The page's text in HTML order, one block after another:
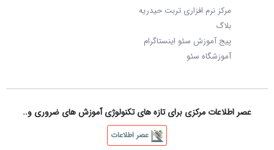
مرکز نرم افزاری تربت حیدریه
بلاگ
پیج آموزش سئو اینستاگرام
آموزشگاه سئو
عصر اطلاعات مرکزی برای تازه های تکنولوژی آموزش های ضروری و..
عصر اطلاعات